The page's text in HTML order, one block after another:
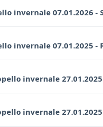
invernale 07.01.2026 -
invernale 07.01.2025 -
invernale
invernale